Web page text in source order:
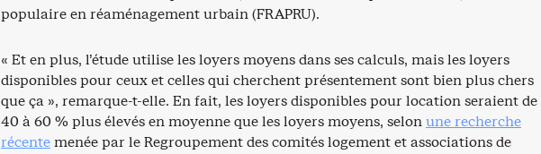
populaire en réaménagement urbain (FRAPRU).
« Et en plus, l’étude utilise les loyers moyens dans ses calculs, mais les loyers
disponibles pour ceux et celles qui cherchent présentement sont bien plus chers
que ça », remarque-t-elle. En fait, les loyers disponibles pour location seraient de
40 à 60 % plus élevés en moyenne que les loyers moyens, selonune recherche
récentemenée par le Regroupement des comités logement et associations de